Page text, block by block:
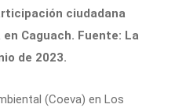
ciudadana
Caguach. Fuente: La
de 2023.
(Coeva) en Los